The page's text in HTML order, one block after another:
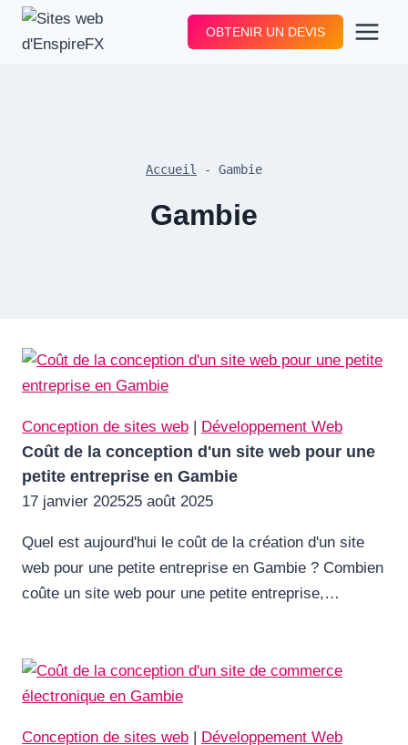
Aller
OBTENIR UN DEVIS
Accueil - Gambie
Gambie
Conception de sites web | Développement Web
Coût de la conception d'un site web pour une
petite entreprise en Gambie
17 janvier 202525 août 2025
Quel est aujourd'hui le coût de la création d'un site
web pour une petite entreprise en Gambie ? Combien
coûte un site web pour une petite entreprise,…
Conception de sites web | Développement Web